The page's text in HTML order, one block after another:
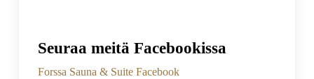
Seuraa meitä Facebookissa
Forssa Sauna & Suite Facebook